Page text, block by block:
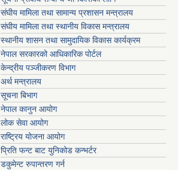
संघीय मामिला तथा सामान्य प्रशासन मन्त्रालय
संघीय मामिला तथा स्थानीय विकास मन्त्रालय
स्थानीय शासन तथा सामुदायिक विकास कार्यक्रम
नेपाल सरकारको आधिकारिक पोर्टल
केन्द्रीय पञ्जीकरण विभाग
अर्थ मन्त्रालय
सूचना बिभाग
नेपाल कानुन आयोग
लोक सेवा आयोग
राष्ट्रिय योजना आयोग
प्रिति फन्ट बाट युनिकोड कन्भर्टर
डकुमेन्ट रुपान्तरण गर्न